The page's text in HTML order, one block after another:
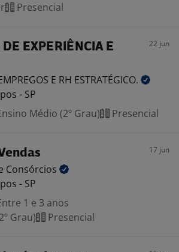
Presencial
DE EXPERIÊNCIA E
22 jun
E RH ESTRATÉGICO.
- SP
Médio (2º Grau) Presencial
17 jun
Consórcios
- SP
1 e 3 anos
Grau)
Presencial